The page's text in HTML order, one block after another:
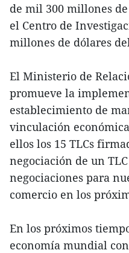
de mil 300 millones
el Centro de
millones de dólares
El Ministerio de
promueve la
establecimiento de
vinculación
ellos los 15 TLCs
negociación de un
negociaciones para
comercio en los
En los próximos
economía mundial